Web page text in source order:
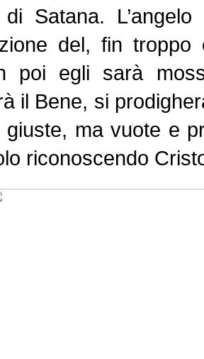
di Satana.
del, fin troppo
poi egli sarà
il Bene, si
giuste, ma vuote e
riconoscendo